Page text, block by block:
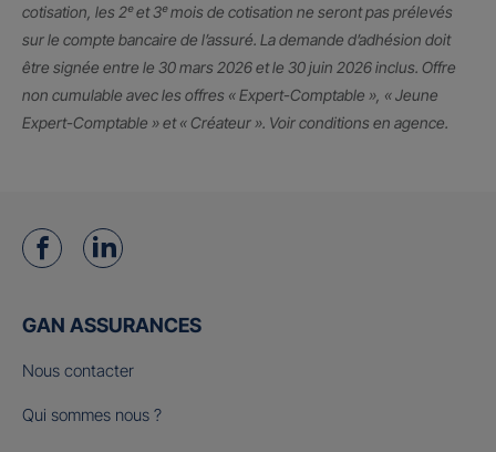
cotisation, les 2ᵉ et 3ᵉ mois de cotisation ne seront pas prélevés
sur le compte bancaire de l’assuré. La demande d’adhésion doit
être signée entre le 30 mars 2026 et le 30 juin 2026 inclus. Offre
non cumulable avec les offres « Expert-Comptable », « Jeune
Expert-Comptable » et « Créateur ». Voir conditions en agence.
GAN ASSURANCES
Nous contacter
Qui sommes nous ?